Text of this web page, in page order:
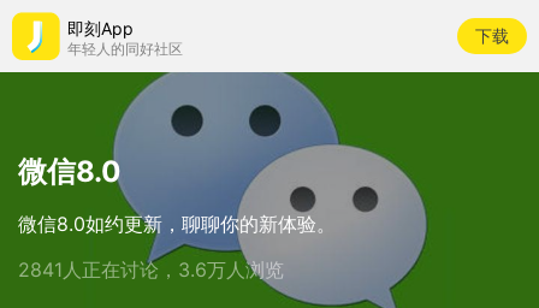
即刻App
年轻人的同好社区
下载
微信8.0
微信8.0如约更新，聊聊你的新体验。
2841人正在讨论，3.6万人浏览